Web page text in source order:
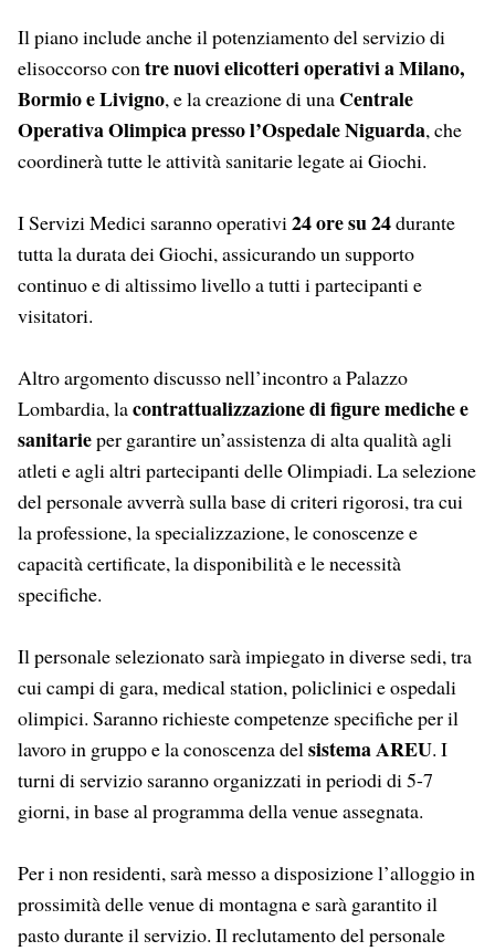
Il piano include anche il potenziamento del servizio di
elisoccorso contre nuovi elicotteri operativi a Milano,
Bormio e Livigno, e la creazione di una Centrale
Operativa Olimpica presso l’Ospedale Niguarda, che
coordinerà tutte le attività sanitarie legate ai Giochi.
I Servizi Medici saranno operativi24 ore su 24durante
tutta la durata dei Giochi, assicurando un supporto
continuo e di altissimo livello a tutti i partecipanti e
visitatori.
Altro argomento discusso nell’incontro a Palazzo
Lombardia, lacontrattualizzazione difigure mediche e
sanitarieper garantire un’assistenza di alta qualità agli
atleti e agli altri partecipanti delle Olimpiadi. La selezione
del personale avverrà sulla base di criteri rigorosi, tra cui
la professione, la specializzazione, le conoscenze e
capacità certificate, la disponibilità e le necessità
specifiche.
Il personale selezionato sarà impiegato in diverse sedi, tra
cui campi di gara, medical station, policlinici e ospedali
olimpici. Saranno richieste competenze specifiche per il
lavoro in gruppo e la conoscenza delsistema AREU. I
turni di servizio saranno organizzati in periodi di 5-7
giorni, in base al programma della venue assegnata.
Per i non residenti, sarà messo a disposizione l’alloggio in
prossimità delle venue di montagna e sarà garantito il
pasto durante il servizio. Il reclutamento del personale